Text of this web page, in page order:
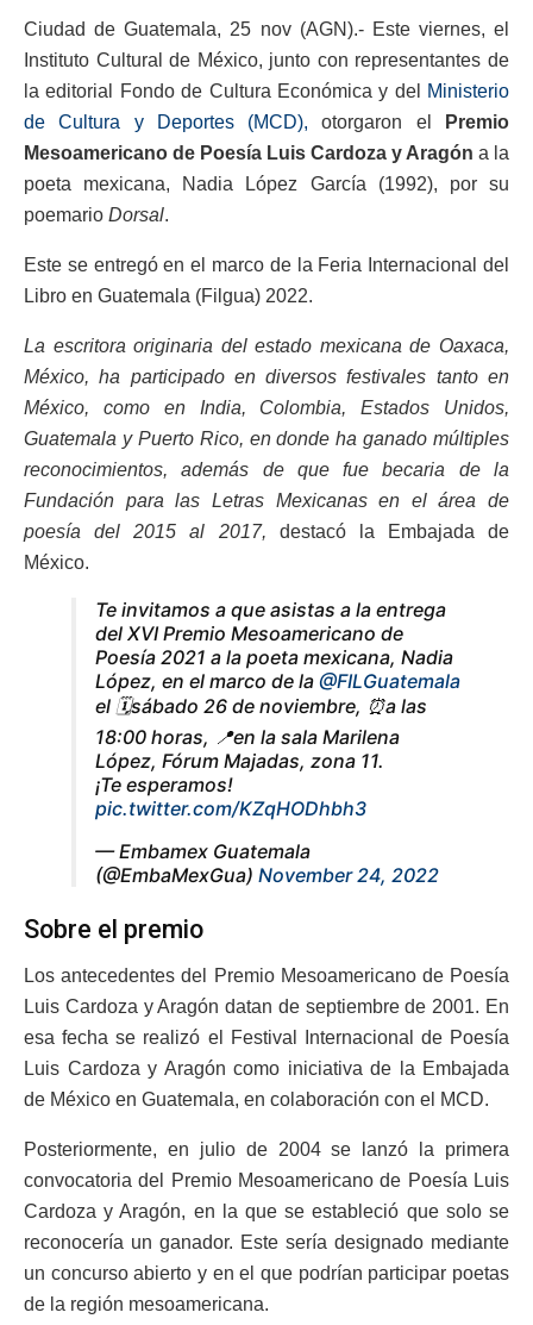
Ciudad de Guatemala, 25 nov (AGN).- Este viernes, el
Instituto Cultural de México, junto con representantes de
la editorial Fondo de Cultura Económica y del
Ministerio
de Cultura y Deportes (MCD), otorgaron el
Premio
Mesoamericano de Poesía Luis Cardoza y Aragón a la
poeta mexicana, Nadia López García (1992), por su
poemario Dorsal.
Este se entregó en el marco de la Feria Internacional del
Libro en Guatemala (Filgua) 2022.
La escritora originaria del estado mexicana de Oaxaca,
México, ha participado en diversos festivales tanto en
México, como en India, Colombia, Estados Unidos,
Guatemala y Puerto Rico, en donde ha ganado múltiples
reconocimientos, además de que fue becaria de la
Fundación para las Letras Mexicanas en el área de
poesía del 2015 al 2017, destacó la Embajada de
México.
Te invitamos a que asistas a la entrega
del XVI Premio Mesoamericano de
Poesía 2021 a la poeta mexicana, Nadia
López, en el marco de la @FILGuatemala
el 🗓️sábado 26 de noviembre, ⏰a las
18:00 horas, 📍en la sala Marilena
López, Fórum Majadas, zona 11.
¡Te esperamos!
pic.twitter.com/KZqHODhbh3
— Embamex Guatemala
(@EmbaMexGua) November 24, 2022
Sobre el premio
Los antecedentes del Premio Mesoamericano de Poesía
Luis Cardoza y Aragón datan de septiembre de 2001. En
esa fecha se realizó el Festival Internacional de Poesía
Luis Cardoza y Aragón como iniciativa de la Embajada
de México en Guatemala, en colaboración con el MCD.
Posteriormente, en julio de 2004 se lanzó la primera
convocatoria del Premio Mesoamericano de Poesía Luis
Cardoza y Aragón, en la que se estableció que solo se
reconocería un ganador. Este sería designado mediante
un concurso abierto y en el que podrían participar poetas
de la región mesoamericana.